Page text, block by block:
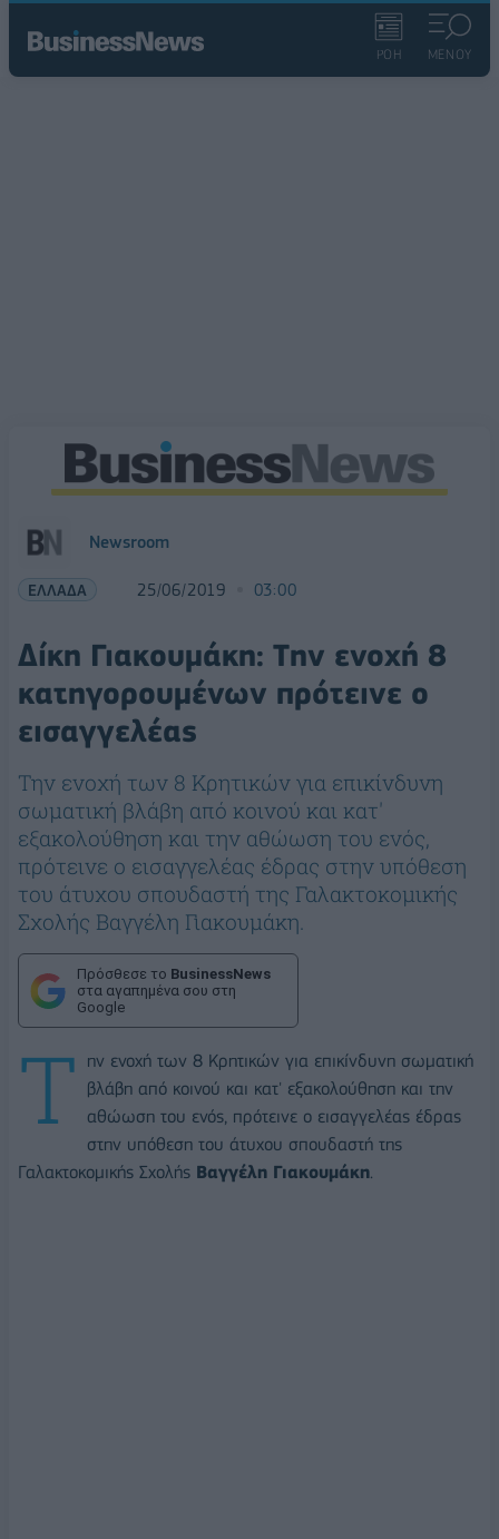
ΡΟΗ ΜΕΝΟΥ
Newsroom
ΕΛΛΑΔΑ 25/06/2019 03:00
Δίκη Γιακουμάκη: Tην ενοχή 8
κατηγορουμένων πρότεινε ο
εισαγγελέας
Την ενοχή των 8 Κρητικών για επικίνδυνη
σωματική βλάβη από κοινού και κατ'
εξακολούθηση και την αθώωση του ενός,
πρότεινε ο εισαγγελέας έδρας στην υπόθεση
του άτυχου σπουδαστή της Γαλακτοκομικής
Σχολής Βαγγέλη Γιακουμάκη.
Πρόσθεσε το BusinessNews
στα αγαπημένα σου στη
Google
Τ
ην ενοχή των 8 Κρητικών για επικίνδυνη σωματική
βλάβη από κοινού και κατ' εξακολούθηση και την
αθώωση του ενός, πρότεινε ο εισαγγελέας έδρας
στην υπόθεση του άτυχου σπουδαστή της
Γαλακτοκομικής Σχολής Βαγγέλη Γιακουμάκη.